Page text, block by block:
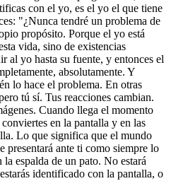
con el yo, es el yo el que tiene
"¿Nunca tendré un problema de
propósito. Porque el yo está
vida, sino de existencias
al yo hasta su fuente, y entonces el
absolutamente. Y
lo hace el problema. En otras
tú sí. Tus reacciones cambian.
Cuando llega el momento
en la pantalla y en las
Lo que significa que el mundo
presentará ante ti como siempre lo
espalda de un pato. No estará
identificado con la pantalla, o